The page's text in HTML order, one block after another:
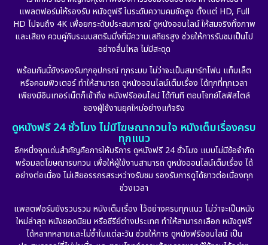
Epic มหากาพย์ (17)
Erotic (10)
Fantasy จินตนาการ (253)
Film
Gothic (6)
HBO GO (10)
แพลตฟอร์มให้รองรับ หนังดูฟรี ในระดับความคมชัดสูง ตั้งแต่ HD, Full
HD ไปจนถึง 4K เพื่อยกระดับประสบการณ์ ดูหนังออนไลน์ ให้สมจริงทั้งภาพ
และเสียง ควบคู่กับระบบสตรีมมิ่งที่มีความเสถียรสูง ช่วยให้การรับชมเป็นไป
อย่างลื่นไหล ไม่มีสะดุด
พร้อมกันนี้ยังรองรับทุกอุปกรณ์ ทุกระบบ ไม่ว่าจะเป็นสมาร์ทโฟน แท็บเล็ต
หรือคอมพิวเตอร์ ทำให้สามารถ ดูหนังออนไลน์เต็มเรื่อง ได้ทุกที่ทุกเวลา
เพียงมีอินเทอร์เน็ตก็เข้าถึง หนังฟรีออนไลน์ ได้ทันที ตอบโจทย์ไลฟ์สไตล์
ของผู้ใช้งานยุคใหม่อย่างแท้จริง
ดูหนังฟรี 24 ชั่วโมง ไม่มีโฆษณากวนใจ หนังเต็มเรื่องครบ
ทุกแนว
อีกหนึ่งจุดเด่นสำคัญคือการให้บริการ ดูหนังฟรี 24 ชั่วโมง แบบไม่มีข้อจำกัด
พร้อมลดโฆษณารบกวน เพื่อให้ผู้ใช้งานสามารถ ดูหนังออนไลน์เต็มเรื่อง ได้
อย่างต่อเนื่อง ไม่เสียอรรถรสระหว่างรับชม รองรับการดูได้ยาวต่อเนื่องทุก
ช่วงเวลา
แพลตฟอร์มยังรวบรวม หนังเต็มเรื่อง ไว้อย่างครบทุกแนว ไม่ว่าจะเป็นหนัง
ใหม่ล่าสุด หนังยอดนิยม หรือซีรีย์ต่างประเทศ ทำให้สามารถเลือก หนังดูฟรี
ได้หลากหลายและไม่ซ้ำในแต่ละวัน ช่วยให้การ ดูหนังฟรีออนไลน์ เป็น